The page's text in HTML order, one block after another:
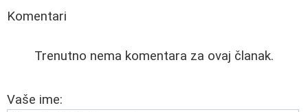
Komentari
Trenutno nema komentara za ovaj članak.
Vaše ime: